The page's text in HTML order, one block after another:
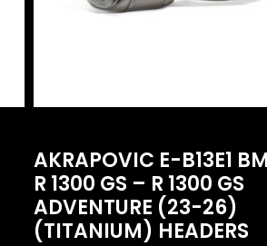
AKRAPOVIC E-B13E1
R 1300 GS – R 1300 GS
ADVENTURE (23-26)
(TITANIUM) HEADERS